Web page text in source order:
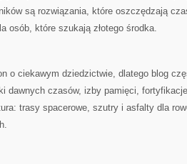
są rozwiązania, które oszczędzają
osób, które szukają złotego środka.
o ciekawym dziedzictwie, dlatego blog
dawnych czasów, izby pamięci,
trasy spacerowe, szutry i asfalty dla